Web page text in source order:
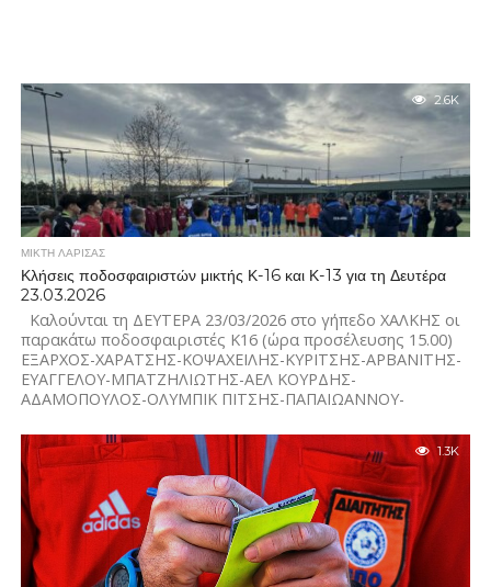
2.6K
ΜΙΚΤΗ ΛΑΡΙΣΑΣ
Κλήσεις ποδοσφαιριστών μικτής Κ-16 και Κ-13 για τη Δευτέρα
23.03.2026
Καλούνται τη ΔΕΥΤΕΡΑ 23/03/2026 στο γήπεδο ΧΑΛΚΗΣ οι
παρακάτω ποδοσφαιριστές Κ16 (ώρα προσέλευσης 15.00)
ΕΞΑΡΧΟΣ-ΧΑΡΑΤΣΗΣ-ΚΟΨΑΧΕΙΛΗΣ-ΚΥΡΙΤΣΗΣ-ΑΡΒΑΝΙΤΗΣ-
ΕΥΑΓΓΕΛΟΥ-ΜΠΑΤΖΗΛΙΩΤΗΣ-ΑΕΛ ΚΟΥΡΔΗΣ-
ΑΔΑΜΟΠΟΥΛΟΣ-ΟΛΥΜΠΙΚ ΠΙΤΣΗΣ-ΠΑΠΑΙΩΑΝΝΟΥ-
ΜΠΕΛΙΕΖΗΣ-ΤΣΑΚΜΑΚΗΣ-ΑΤΡΟΜΗΤΟΙ ΑΡΣΕΝΙΟΥ-
ΒΟΥΤΣΙΛΑΣ-ΜΠΑΡΔΑΣ-ΝΤΑΦΟΠΟΥΛΟΣ-ΤΣΟΥΡΑΚΗΣ-
ΗΡΑΚΛΗΣ ΛΑΡΙΣΑΣ ΣΑΛΕΛΛΑΡΙΟΥ-ΔΗΜΗΤΡΑ...
1.3K